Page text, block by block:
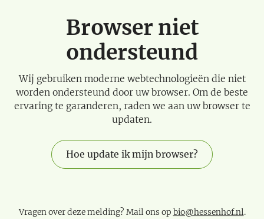
Browser niet
ondersteund
Wij gebruiken moderne webtechnologieën die niet
worden ondersteund door uw browser. Om de beste
ervaring te garanderen, raden we aan uw browser te
updaten.
Hoe update ik mijn browser?
Vragen over deze melding? Mail ons op bio@hessenhof.nl.